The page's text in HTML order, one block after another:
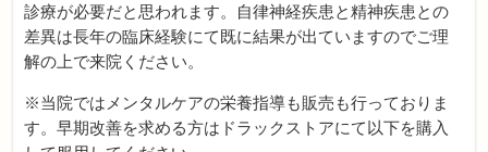
診療が必要だと思われます。自律神経疾患と精神疾患との
差異は長年の臨床経験にて既に結果が出ていますのでご理
解の上で来院ください。
※当院ではメンタルケアの栄養指導も販売も行っておりま
す。早期改善を求める方はドラックストアにて以下を購入